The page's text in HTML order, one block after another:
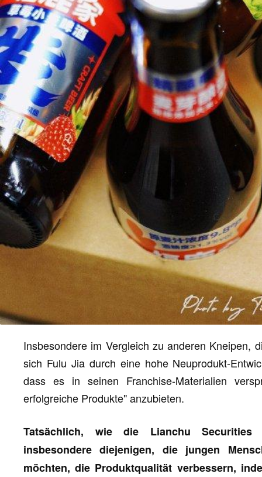
Insbesondere im Vergleich zu anderen Kneipen,
sich Fulu Jia durch eine hohe Neuprodukt-
dass es in seinen Franchise-Materialien
erfolgreiche Produkte" anzubieten.
Tatsächlich, wie die Lianchu Securities
insbesondere diejenigen, die jungen
möchten, die Produktqualität verbessern,